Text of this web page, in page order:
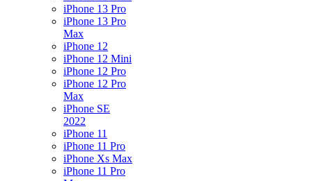
iPhone 13 Pro
iPhone 13 Pro
Max
iPhone 12
iPhone 12 Mini
iPhone 12 Pro
iPhone 12 Pro
Max
iPhone SE
2022
iPhone 11
iPhone 11 Pro
iPhone Xs Max
iPhone 11 Pro